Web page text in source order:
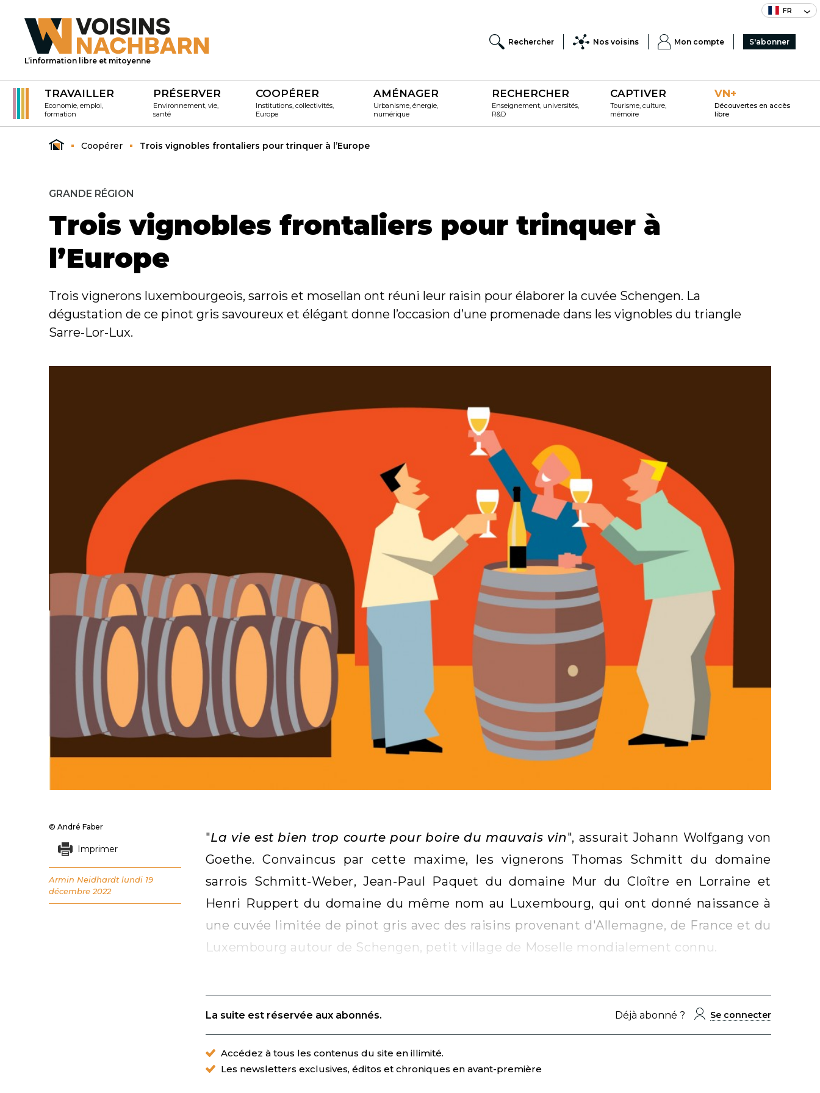
FR
L’information libre et mitoyenne
Rechercher Nos voisins Mon compte S'abonner
TRAVAILLER
Economie, emploi,
formation
PRÉSERVER
Environnement, vie,
santé
COOPÉRER
Institutions, collectivités,
Europe
AMÉNAGER
Urbanisme, énergie,
numérique
RECHERCHER
Enseignement, universités,
R&D
CAPTIVER
Tourisme, culture,
mémoire
VN+
Découvertes en accès
libre
Coopérer Trois vignobles frontaliers pour trinquer à l’Europe
GRANDE RÉGION
Trois vignobles frontaliers pour trinquer à
l’Europe
Trois vignerons luxembourgeois, sarrois et mosellan ont réuni leur raisin pour élaborer la cuvée Schengen. La
dégustation de ce pinot gris savoureux et élégant donne l’occasion d’une promenade dans les vignobles du triangle
Sarre-Lor-Lux.
"La vie est bien trop courte pour boire du mauvais vin", assurait Johann Wolfgang von
Goethe. Convaincus par cette maxime, les vignerons Thomas Schmitt du domaine
sarrois Schmitt-Weber, Jean-Paul Paquet du domaine Mur du Cloître en Lorraine et
Henri Ruppert du domaine du même nom au Luxembourg, qui ont donné naissance à
une cuvée limitée de pinot gris avec des raisins provenant d'Allemagne, de France et du
Luxembourg autour de Schengen, petit village de Moselle mondialement connu.
La suite est réservée aux abonnés. Déjà abonné ? Se connecter
Accédez à tous les contenus du site en illimité.
Les newsletters exclusives, éditos et chroniques en avant-première
© André Faber
Imprimer
Armin Neidhardt lundi 19
décembre 2022